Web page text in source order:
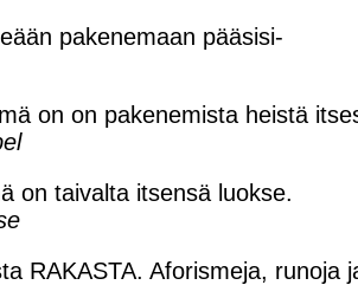
pakenemaan pääsisi-
on on pakenemista heistä
on taivalta itsensä luokse.
RAKASTA. Aforismeja, runoja